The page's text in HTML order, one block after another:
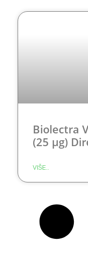
Biolectra
(25 µg)
VIŠE..